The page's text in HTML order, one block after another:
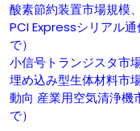
酸素節約装置市場規模
PCI Expressシリアル
で）
小信号トランジスタ市
埋め込み型生体材料市
動向 産業用空気清浄機
で）